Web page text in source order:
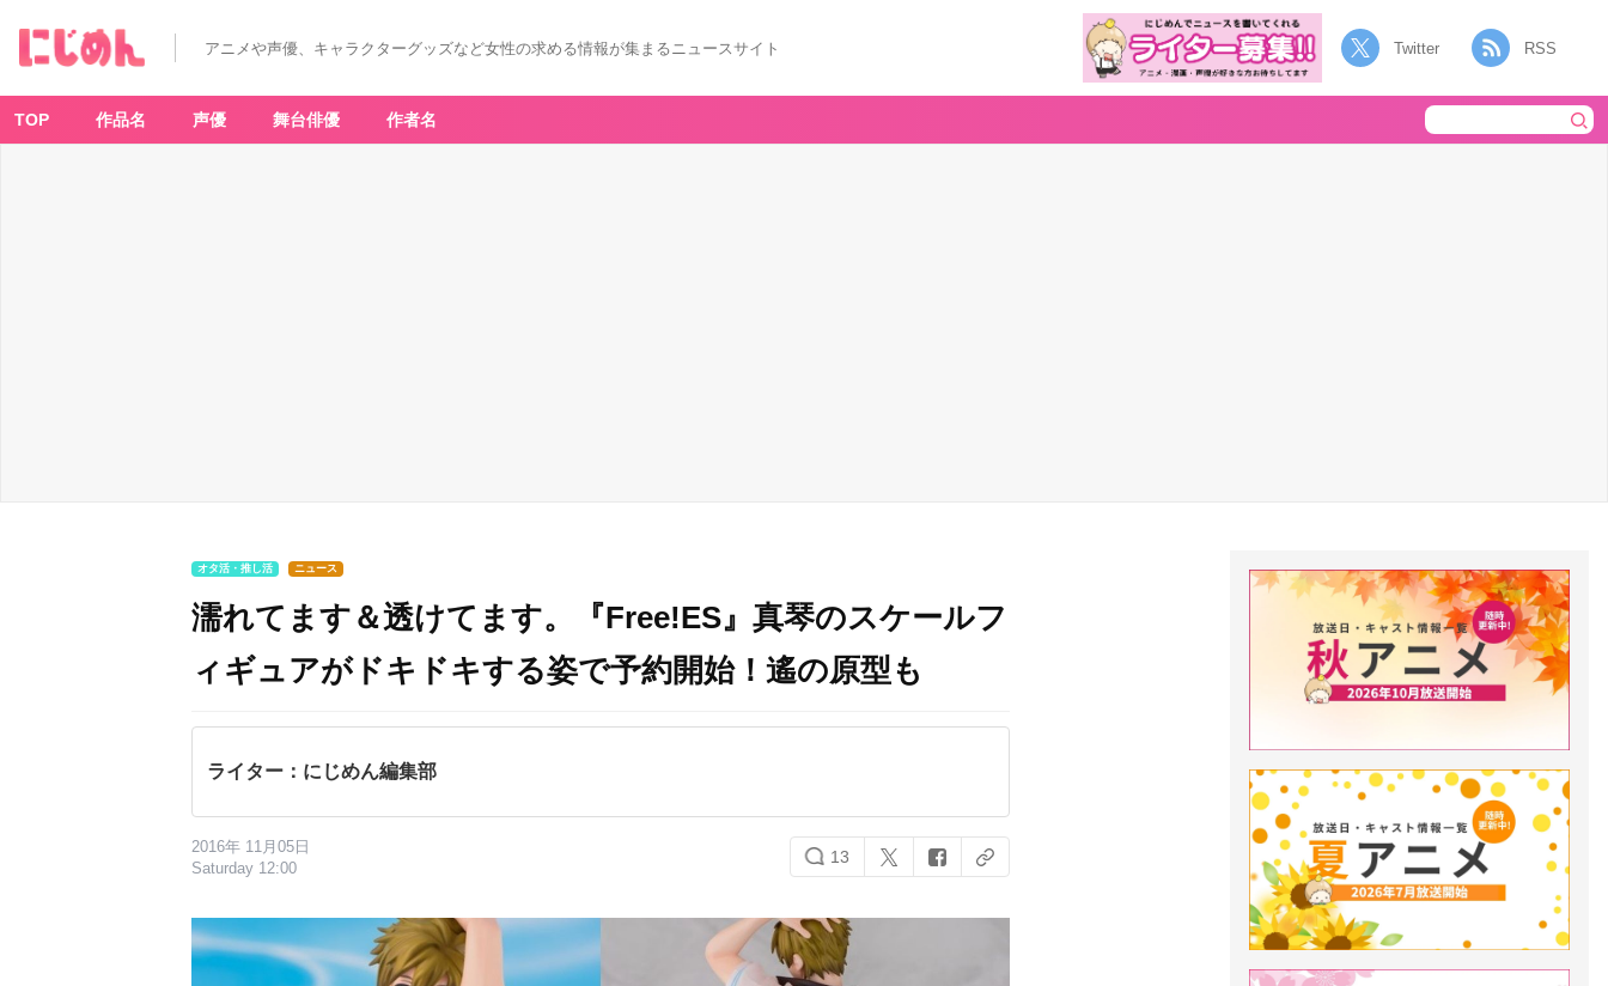
アニメや声優、キャラクターグッズなど女性の求める情報が集まるニュースサイト Twitter RSS
TOP 作品名 声優 舞台俳優 作者名
オタ活・推し活 ニュース
濡れてます＆透けてます。『Free!ES』真琴のスケールフ
ィギュアがドキドキする姿で予約開始！遙の原型も
ライター：にじめん編集部
2016年 11月05日
Saturday 12:00
13